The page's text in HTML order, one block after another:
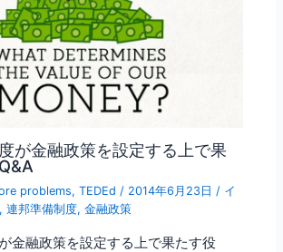
が金融政策を設定する上で果
problems,TEDEd / 2014年6月23日/ イ
,連邦準備制度,金融政策
金融政策を設定する上で果たす役